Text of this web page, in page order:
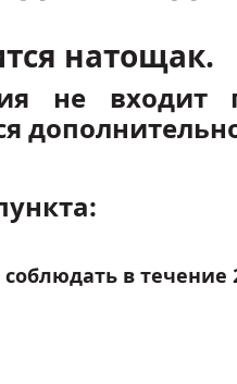
натощак.
не входит
в